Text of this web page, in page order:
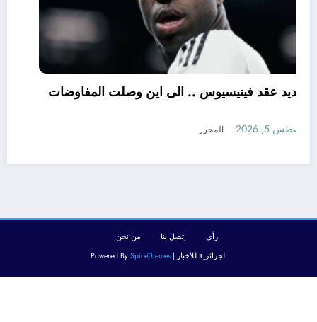
تجديد عقد فينيسيوس .. الى اين وصلت المفاوضات
أغسطس 5, 2026
رأي إتصل بنا
من نحن
الجزائرية للأخبار | Powered BySpiceThemes